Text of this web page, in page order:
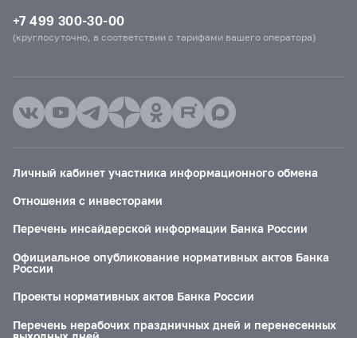
+7 499 300-30-00
(круглосуточно, в соответствии с тарифами вашего оператора)
Личный кабинет участника информационного обмена
Отношения с инвесторами
Перечень инсайдерской информации Банка России
Официальное опубликование нормативных актов Банка
России
Проекты нормативных актов Банка России
Перечень нерабочих праздничных дней и перенесенных